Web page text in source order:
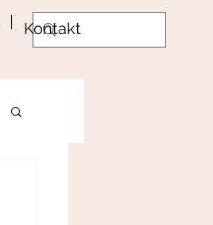
Kontakt